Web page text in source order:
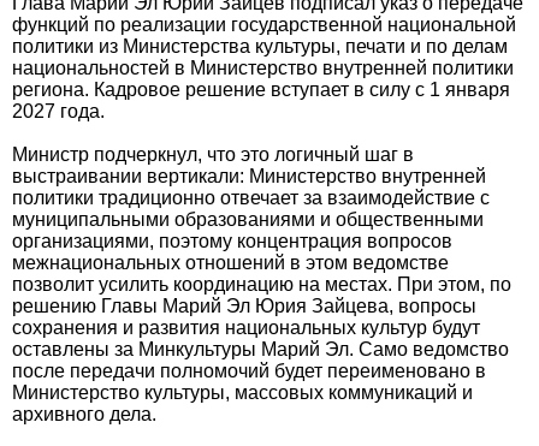
функций по реализации государственной национальной
политики из Министерства культуры, печати и по делам
национальностей в Министерство внутренней политики
региона. Кадровое решение вступает в силу с 1 января
2027 года.
Министр подчеркнул, что это логичный шаг в
выстраивании вертикали: Министерство внутренней
политики традиционно отвечает за взаимодействие с
муниципальными образованиями и общественными
организациями, поэтому концентрация вопросов
межнациональных отношений в этом ведомстве
позволит усилить координацию на местах. При этом, по
решению Главы Марий Эл Юрия Зайцева, вопросы
сохранения и развития национальных культур будут
оставлены за Минкультуры Марий Эл. Само ведомство
после передачи полномочий будет переименовано в
Министерство культуры, массовых коммуникаций и
архивного дела.